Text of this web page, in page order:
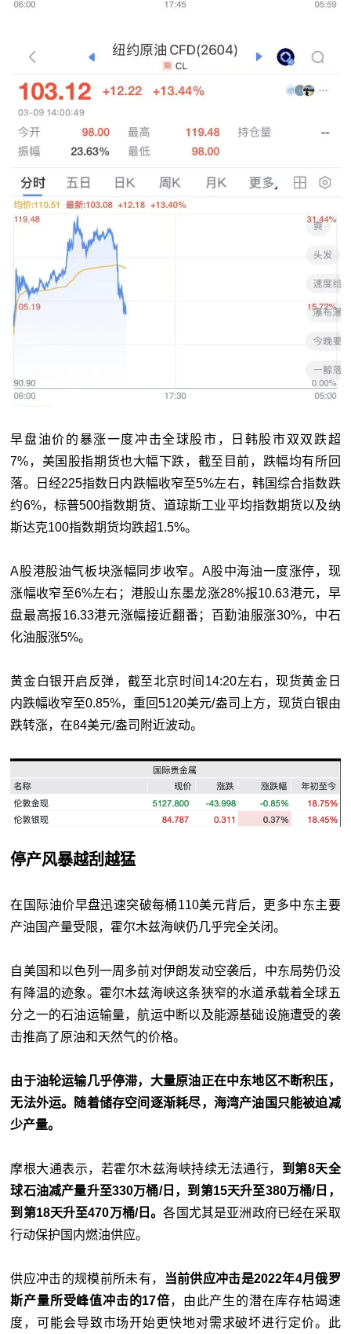
早盘油价的暴涨一度冲击全球股市，日韩股市双双跌超
7%，美国股指期货也大幅下跌，截至目前，跌幅均有所回
落。日经225指数日内跌幅收窄至5%左右，韩国综合指数跌
约6%，标普500指数期货、道琼斯工业平均指数期货以及纳
斯达克100指数期货均跌超1.5%。
A股港股油气板块涨幅同步收窄。A股中海油一度涨停，现
涨幅收窄至6%左右；港股山东墨龙涨28%报10.63港元，早
盘最高报16.33港元涨幅接近翻番；百勤油服涨30%，中石
化油服涨5%。
黄金白银开启反弹，截至北京时间14:20左右，现货黄金日
内跌幅收窄至0.85%，重回5120美元/盎司上方，现货白银由
跌转涨，在84美元/盎司附近波动。
停产风暴越刮越猛
在国际油价早盘迅速突破每桶110美元背后，更多中东主要
产油国产量受限，霍尔木兹海峡仍几乎完全关闭。
自美国和以色列一周多前对伊朗发动空袭后，中东局势仍没
有降温的迹象。霍尔木兹海峡这条狭窄的水道承载着全球五
分之一的石油运输量，航运中断以及能源基础设施遭受的袭
击推高了原油和天然气的价格。
由于油轮运输几乎停滞，大量原油正在中东地区不断积压，
无法外运。随着储存空间逐渐耗尽，海湾产油国只能被迫减
少产量。
摩根大通表示，若霍尔木兹海峡持续无法通行， 到第8天全
球石油减产量升至330万桶/日，到第15天升至380万桶/日，
到第18天升至470万桶/日。各国尤其是亚洲政府已经在采取
行动保护国内燃油供应。
供应冲击的规模前所未有，
当前供应冲击是2022年4月俄罗
斯产量所受峰值冲击的17倍，由此产生的潜在库存枯竭速
度，可能会导致市场开始更快地对需求破坏进行定价。此